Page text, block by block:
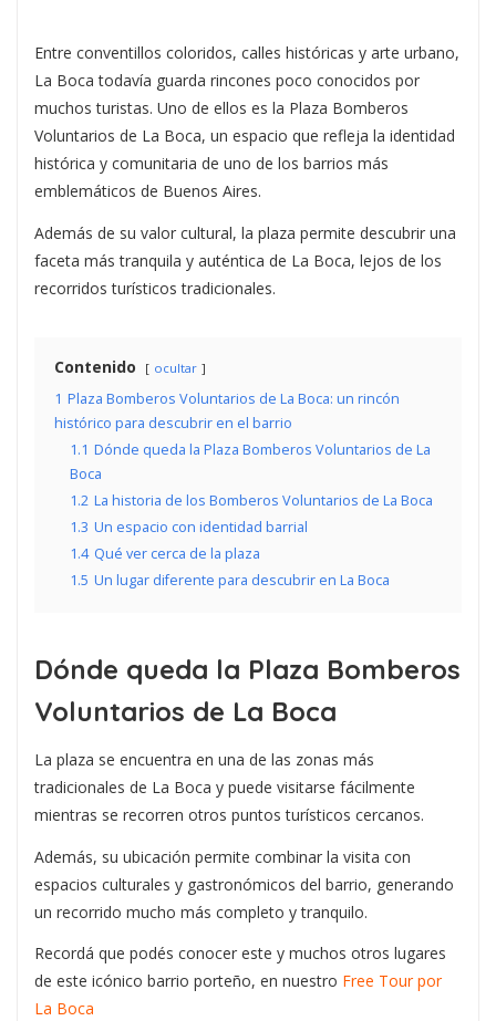
Entre conventillos coloridos, calles históricas y arte urbano,
La Boca todavía guarda rincones poco conocidos por
muchos turistas. Uno de ellos es la Plaza Bomberos
Voluntarios de La Boca, un espacio que refleja la identidad
histórica y comunitaria de uno de los barrios más
emblemáticos de Buenos Aires.
Además de su valor cultural, la plaza permite descubrir una
faceta más tranquila y auténtica de La Boca, lejos de los
recorridos turísticos tradicionales.
Contenido ocultar
1 Plaza Bomberos Voluntarios de La Boca: un rincón
histórico para descubrir en el barrio
1.1 Dónde queda la Plaza Bomberos Voluntarios de La
Boca
1.2 La historia de los Bomberos Voluntarios de La Boca
1.3 Un espacio con identidad barrial
1.4 Qué ver cerca de la plaza
1.5 Un lugar diferente para descubrir en La Boca
Dónde queda la Plaza Bomberos
Voluntarios de La Boca
La plaza se encuentra en una de las zonas más
tradicionales de La Boca y puede visitarse fácilmente
mientras se recorren otros puntos turísticos cercanos.
Además, su ubicación permite combinar la visita con
espacios culturales y gastronómicos del barrio, generando
un recorrido mucho más completo y tranquilo.
Recordá que podés conocer este y muchos otros lugares
de este icónico barrio porteño, en nuestro Free Tour por
La Boca